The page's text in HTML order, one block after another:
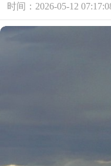
时间：2026-05-12